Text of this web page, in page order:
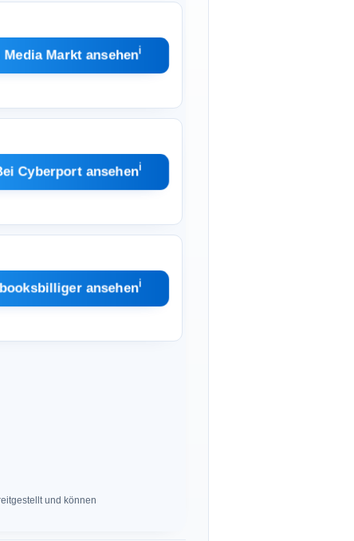
Media Markt ansehenℹ︎
Cyberport ansehenℹ︎
ansehenℹ︎
und können